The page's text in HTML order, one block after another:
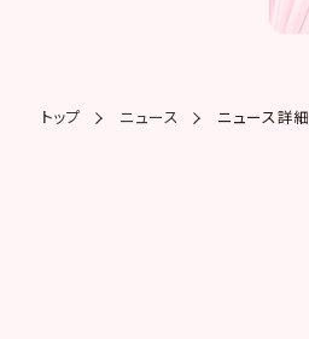
トップ ニュース ニュース詳細